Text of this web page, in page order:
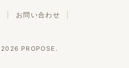
お問い合わせ
PROPOSE.